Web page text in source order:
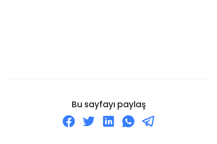
Bu sayfayı paylaş